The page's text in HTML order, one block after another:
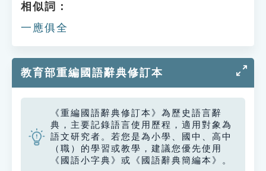
相似詞：
一應俱全
教育部重編國語辭典修訂本
《重編國語辭典修訂本》為歷史語言辭
典，主要記錄語言使用歷程，適用對象為
語文研究者。若您是為小學、國中、高中
（職）的學習或教學，建議您優先使用
《國語小字典》或《國語辭典簡編本》。